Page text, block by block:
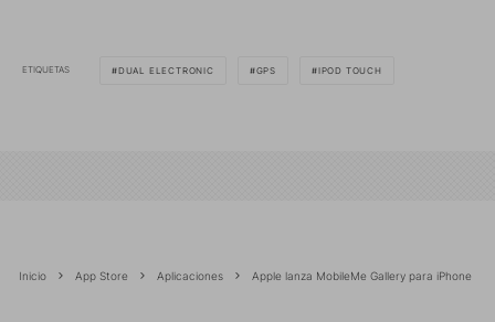
ETIQUETAS DUAL ELECTRONIC GPS IPOD TOUCH
Inicio App Store Aplicaciones Apple lanza MobileMe Gallery para iPhone